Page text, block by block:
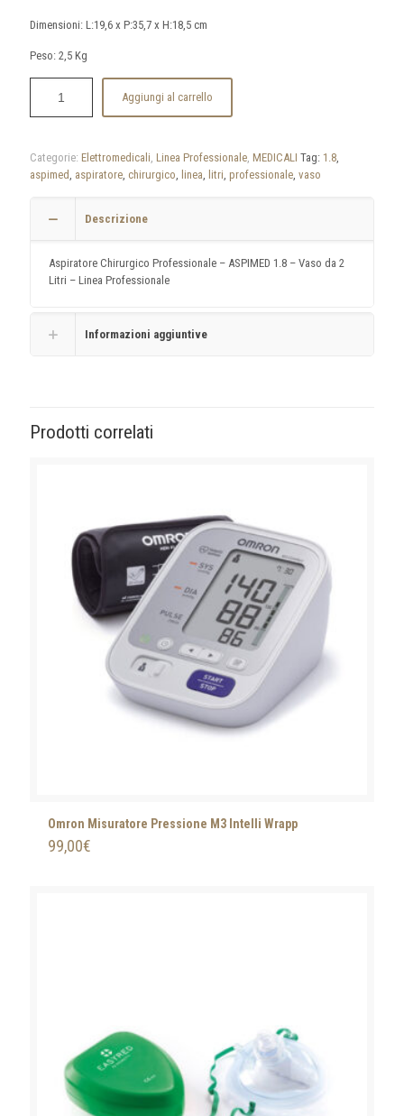
Dimensioni: L:19,6 x P:35,7 x H:18,5 cm
Peso: 2,5 Kg
Aggiungi al carrello
Categorie: Elettromedicali, Linea Professionale, MEDICALI Tag: 1.8,
aspimed, aspiratore, chirurgico, linea, litri, professionale, vaso
Descrizione
Aspiratore Chirurgico Professionale – ASPIMED 1.8 – Vaso da 2
Litri – Linea Professionale
Informazioni aggiuntive
Prodotti correlati
Omron Misuratore Pressione M3 Intelli Wrapp
99,00€